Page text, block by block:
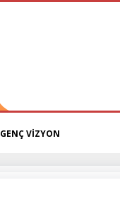
GENÇ VİZYON